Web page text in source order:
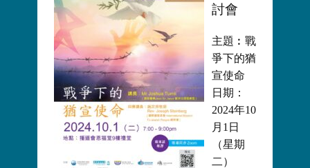
討會
主題︰戰
爭下的猶
宣使命
日期：
2024年10
月1日
（星期
二）